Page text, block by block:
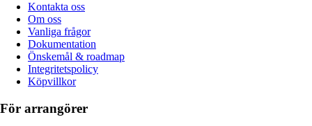
Kontakta oss
Om oss
Vanliga frågor
Dokumentation
Önskemål & roadmap
Integritetspolicy
Köpvillkor
För arrangörer